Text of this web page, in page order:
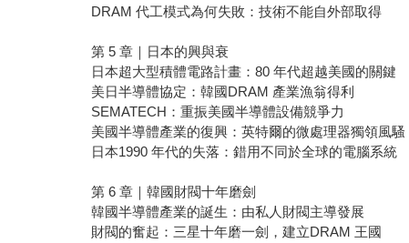
DRAM 代工模式為何失敗：技術不能自外部取得
第 5 章｜日本的興與衰
日本超大型積體電路計畫：80 年代超越美國的關鍵
美日半導體協定：韓國DRAM 產業漁翁得利
SEMATECH：重振美國半導體設備競爭力
美國半導體產業的復興：英特爾的微處理器獨領風騷
日本1990 年代的失落：錯用不同於全球的電腦系統
第 6 章｜韓國財閥十年磨劍
韓國半導體產業的誕生：由私人財閥主導發展
財閥的奮起：三星十年磨一劍，建立DRAM 王國